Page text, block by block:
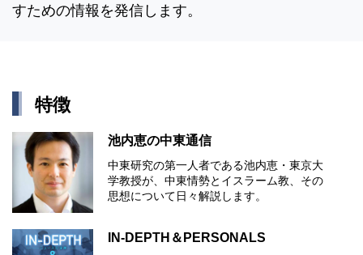
すための情報を発信します。
特徴
池内恵の中東通信
中東研究の第⼀⼈者である池内恵・東京⼤
学教授が、中東情勢とイスラーム教、その
思想について⽇々解説します。
IN-DEPTH＆PERSONALS